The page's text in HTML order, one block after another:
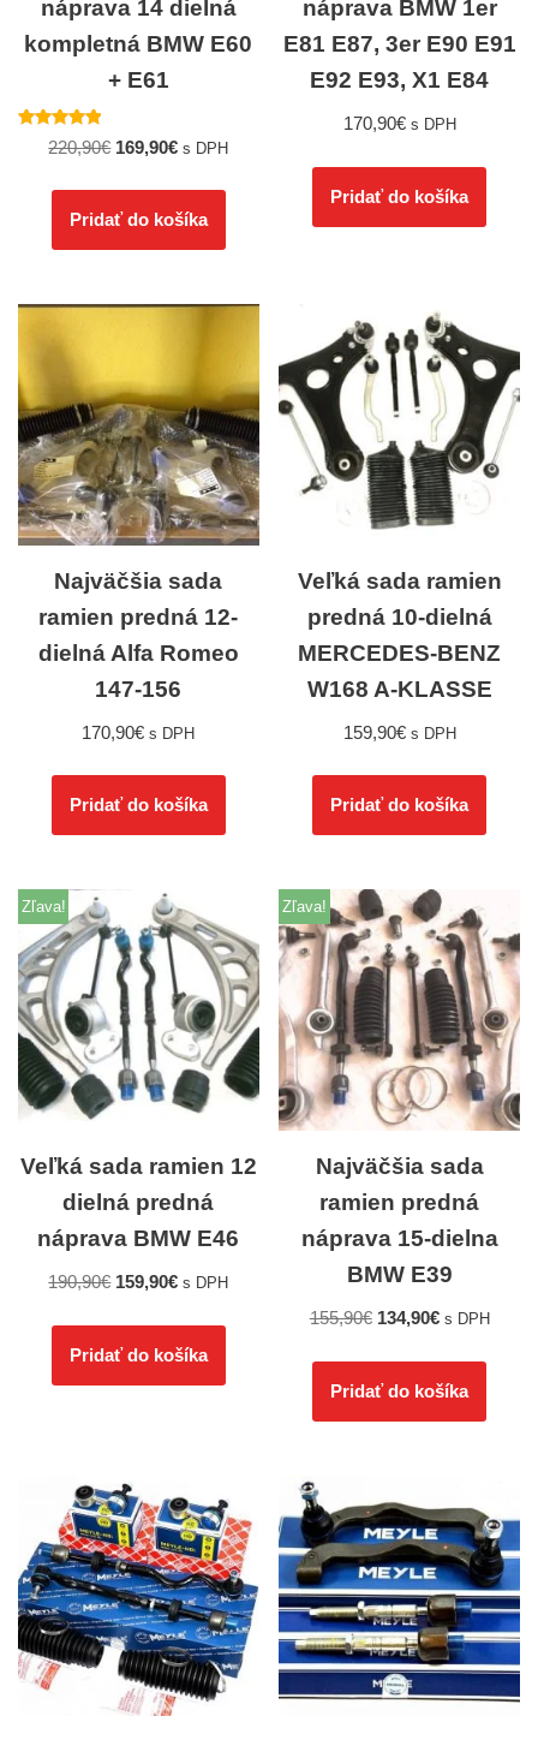
náprava 14 dielná
kompletná BMW E60
+ E61
Hodnotenie
5.00
220,90€ 169,90€ s DPH
Pridať do košíka
náprava BMW 1er
E81 E87, 3er E90 E91
E92 E93, X1 E84
170,90€ s DPH
Pridať do košíka
Najväčšia sada
ramien predná 12-
dielná Alfa Romeo
147-156
170,90€ s DPH
Pridať do košíka
Veľká sada ramien
predná 10-dielná
MERCEDES-BENZ
W168 A-KLASSE
159,90€ s DPH
Pridať do košíka
Zľava!
Veľká sada ramien 12
dielná predná
náprava BMW E46
190,90€ 159,90€ s DPH
Pridať do košíka
Zľava!
Najväčšia sada
ramien predná
náprava 15-dielna
BMW E39
155,90€ 134,90€ s DPH
Pridať do košíka